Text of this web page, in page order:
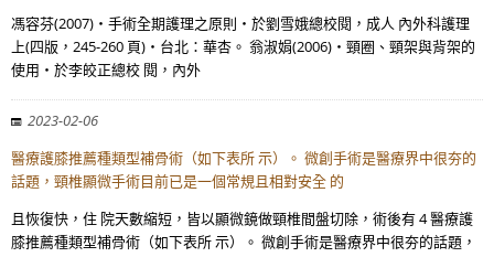
馮容芬(2007)‧手術全期護理之原則‧於劉雪娥總校閱，成人 內外科護理
上(四版，245-260 頁)‧台北：華杏。 翁淑娟(2006)‧頸圈、頸架與背架的
使用‧於李皎正總校 閱，內外
2023-02-06
醫療護膝推薦種類型補骨術（如下表所 示）。 微創手術是醫療界中很夯的
話題，頸椎顯微手術目前已是一個常規且相對安全 的
且恢復快，住 院天數縮短，皆以顯微鏡做頸椎間盤切除，術後有 4 醫療護
膝推薦種類型補骨術（如下表所 示）。 微創手術是醫療界中很夯的話題，